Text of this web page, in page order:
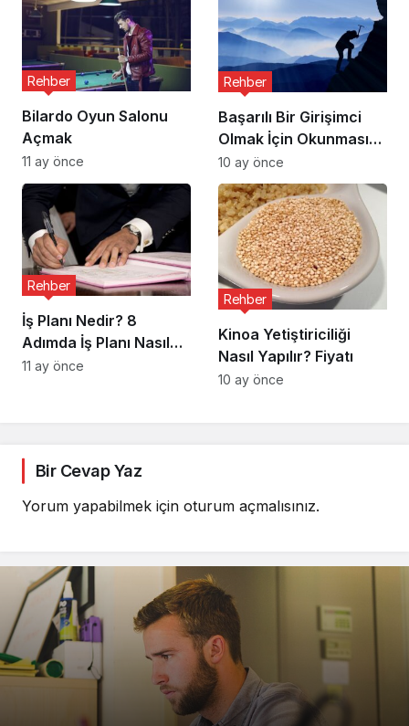
Bilardo Oyun Salonu
Açmak
Rehber
11 ay önce
Başarılı Bir Girişimci
Olmak İçin Okunması
Gereken 10 Kitap
Rehber
10 ay önce
İş Planı Nedir? 8
Adımda İş Planı Nasıl
Hazırlanır
Rehber
11 ay önce
Kinoa Yetiştiriciliği
Nasıl Yapılır? Fiyatı
Rehber
10 ay önce
Bir Cevap Yaz
Yorum yapabilmek için oturum açmalısınız.